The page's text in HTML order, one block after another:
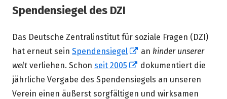
Spendensiegel des DZI
Das Deutsche Zentralinstitut für soziale Fragen (DZI)
hat erneut sein Spendensiegel
In
neuem
Fenster
öffnen
an kinder unserer
welt verliehen. Schon seit 2005
In
neuem
Fenster
dokumentiert die
jährliche Vergabe des Spendensiegels an unseren
Verein einen äußerst sorgfältigen und wirksamen